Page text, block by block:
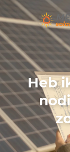
Heb